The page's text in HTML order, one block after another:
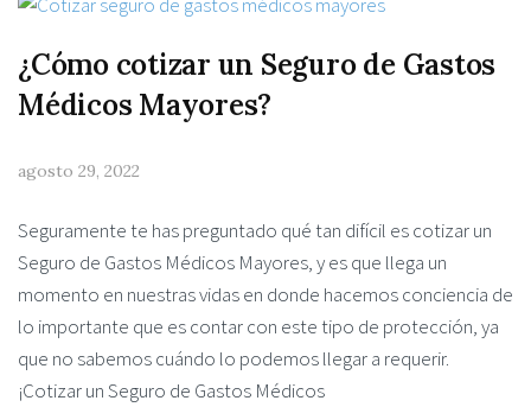
¿Cómo cotizar un Seguro de Gastos
Médicos Mayores?
agosto 29, 2022
Seguramente te has preguntado qué tan difícil es cotizar un
Seguro de Gastos Médicos Mayores, y es que llega un
momento en nuestras vidas en donde hacemos conciencia de
lo importante que es contar con este tipo de protección, ya
que no sabemos cuándo lo podemos llegar a requerir.
¡Cotizar un Seguro de Gastos Médicos